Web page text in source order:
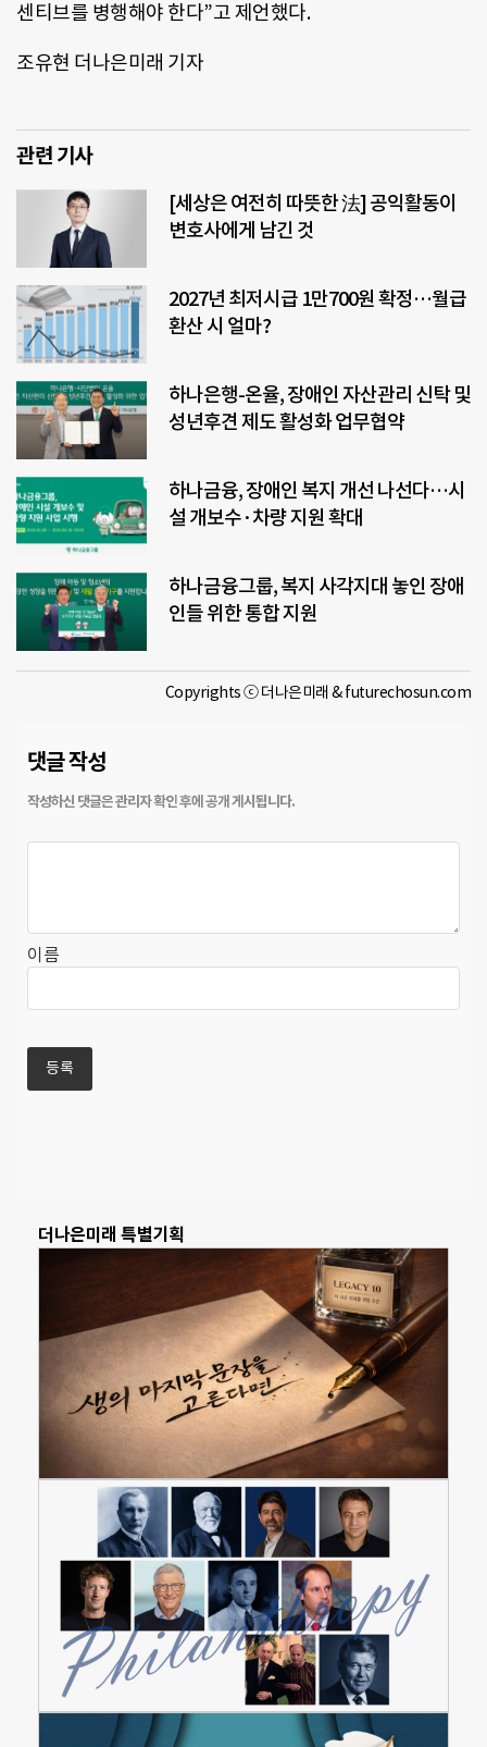
센티브를 병행해야 한다”고 제언했다.
조유현 더나은미래 기자
관련 기사
[세상은 여전히 따뜻한 法] 공익활동이
변호사에게 남긴 것
2027년 최저시급 1만700원 확정…월급
환산 시 얼마?
하나은행-온율, 장애인 자산관리 신탁 및
성년후견 제도 활성화 업무협약
하나금융, 장애인 복지 개선 나선다…시
설 개보수·차량 지원 확대
하나금융그룹, 복지 사각지대 놓인 장애
인들 위한 통합 지원
Copyrights ⓒ 더나은미래 & futurechosun.com
댓글 작성
이름
더나은미래 특별기획